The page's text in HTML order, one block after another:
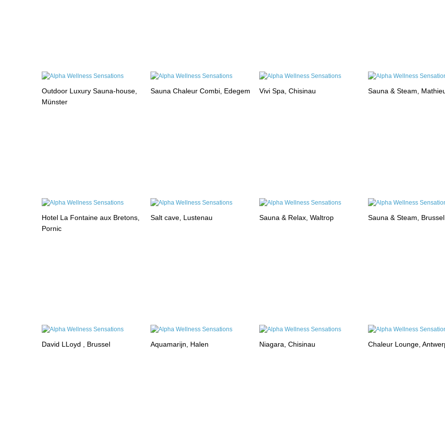
Outdoor Luxury Sauna-house,
Münster
Sauna Chaleur Combi, Edegem Vivi Spa, Chisinau Sauna & Steam,
Hotel La Fontaine aux Bretons,
Pornic
Salt cave, Lustenau Sauna & Relax, Waltrop Sauna & Steam, Brussel
David LLoyd , Brussel Aquamarijn, Halen Niagara, Chisinau Chaleur Lounge,